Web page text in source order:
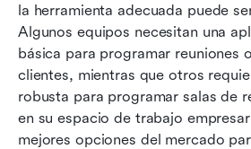
la herramienta adecuada puede
Algunos equipos necesitan una
básica para programar reuniones
clientes, mientras que otros
robusta para programar salas de
en su espacio de trabajo
mejores opciones del mercado